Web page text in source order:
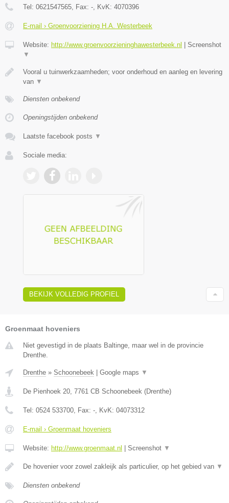
Tel: 0621547565 , Fax: - , KvK: 4070396
E-mail › Groenvoorziening H.A. Westerbeek
Website: http://www.groenvoorzieninghawesterbeek.nl | Screenshot
▼
Vooral u tuinwerkzaamheden; voor onderhoud en aanleg en levering
van ▼
Diensten onbekend
Openingstijden onbekend
Laatste facebook posts ▼
Sociale media:
BEKIJK VOLLEDIG PROFIEL
Groenmaat hoveniers
Niet gevestigd in de plaats Baltinge, maar wel in de provincie
Drenthe.
Drenthe » Schoonebeek Google maps ▼
De Pienhoek 20, 7761 CB Schoonebeek (Drenthe)
Tel: 0524 533700, Fax: -, KvK: 04073312
E-mail › Groenmaat hoveniers
Website: http://www.groenmaat.nl Screenshot ▼
De hovenier voor zowel zakleijk als particulier, op het gebied van ▼
Diensten onbekend